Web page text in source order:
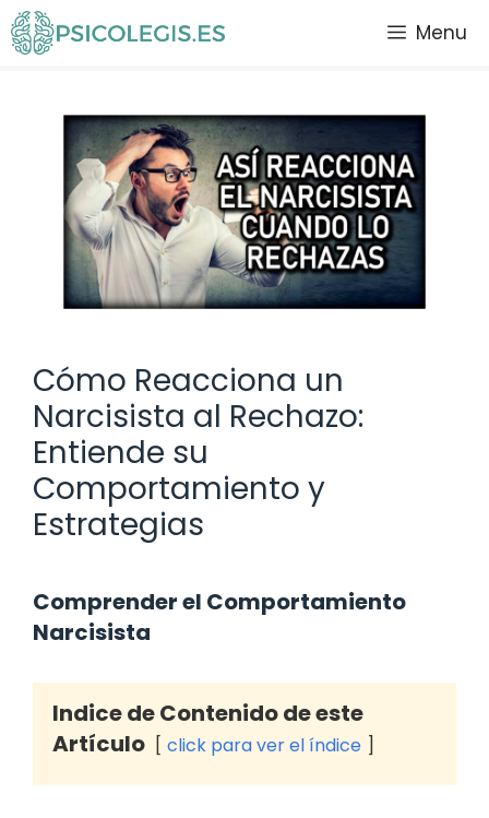
Saltar
al
Menu
Cómo Reacciona un
Narcisista al Rechazo:
Entiende su
Comportamiento y
Estrategias
Comprender el Comportamiento
Narcisista
Indice de Contenido de este
Artículo
click para ver el índice